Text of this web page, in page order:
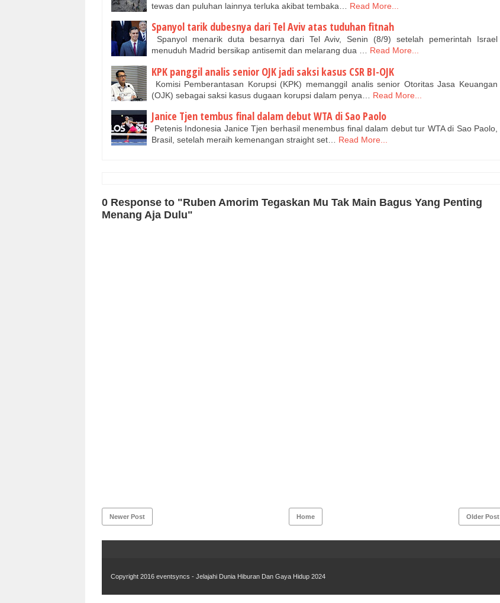
tewas dan puluhan lainnya terluka akibat tembaka…
Read More...
Spanyol tarik dubesnya dari Tel Aviv atas tuduhan fitnah
Spanyol menarik duta besarnya dari Tel Aviv, Senin (8/9) setelah pemerintah Israel
menuduh Madrid bersikap antisemit dan melarang dua … Read More...
KPK panggil analis senior OJK jadi saksi kasus CSR BI-OJK
Komisi Pemberantasan Korupsi (KPK) memanggil analis senior Otoritas Jasa Keuangan
(OJK) sebagai saksi kasus dugaan korupsi dalam penya…
Read More...
Janice Tjen tembus final dalam debut WTA di Sao Paolo
Petenis Indonesia Janice Tjen berhasil menembus final dalam debut tur WTA di Sao Paolo,
Brasil, setelah meraih kemenangan straight set… Read More...
0 Response to "Ruben Amorim Tegaskan Mu Tak Main Bagus Yang Penting
Menang Aja Dulu"
Newer Post Older Post
Home
Copyright 2016 eventsyncs - Jelajahi Dunia Hiburan Dan Gaya Hidup 2024